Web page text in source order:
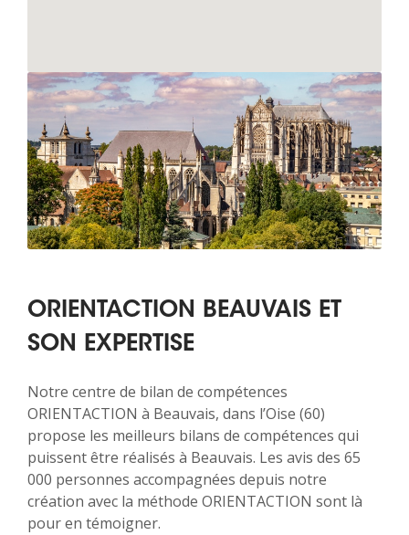
ORIENTACTION BEAUVAIS ET
SON EXPERTISE
Notre centre de bilan de compétences
ORIENTACTION à Beauvais, dans l’Oise (60)
propose les meilleurs bilans de compétences qui
puissent être réalisés à Beauvais. Les avis des 65
000 personnes accompagnées depuis notre
création avec la méthode ORIENTACTION sont là
pour en témoigner.